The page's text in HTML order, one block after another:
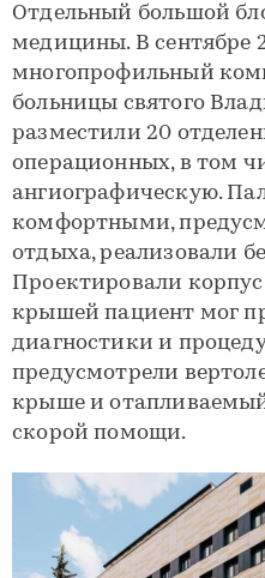
Отдельный большой
медицины. В сентябре
многопрофильный
больницы святого
разместили 20
операционных, в том
ангиографическую.
комфортными,
отдыха, реализовали
Проектировали
крышей пациент мог
диагностики и
предусмотрели
крыше и
скорой помощи.